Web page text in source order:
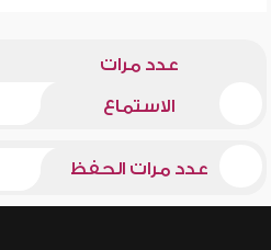
عدد مرات
الاستماع
عدد مرات الحفظ